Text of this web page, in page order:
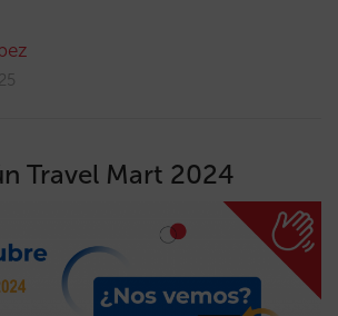
Travel Mart 2024